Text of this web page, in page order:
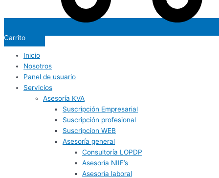
Carrito
Inicio
Nosotros
Panel de usuario
Servicios
Asesoría KVA
Suscripción Empresarial
Suscripción profesional
Suscripcion WEB
Asesoría general
Consultoría LOPDP
Asesoría NIIF’s
Asesoría laboral